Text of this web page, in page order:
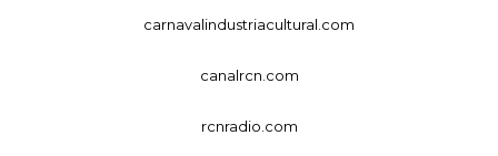
carnavalindustriacultural.com
canalrcn.com
rcnradio.com